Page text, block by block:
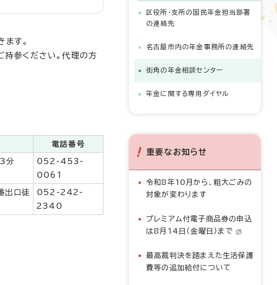
す。
参ください。代理の方
電話番号
3分
052-453-
0061
出口徒
052-242-
2340
区役所・支所の国民年金担当部署
の連絡先
名古屋市内の年金事務所の連絡先
街角の年金相談センター
年金に関する専用ダイヤル
重要なお知らせ
令和8年10月から、粗大ごみの
対象が変わります
プレミアム付電子商品券の申込
は8月14日（金曜日）まで
最高裁判決を踏まえた生活保護
費等の追加給付について